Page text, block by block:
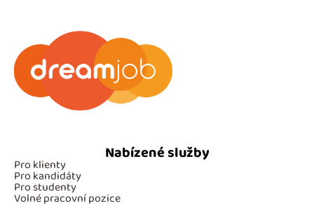
Nabízené služby
Pro klienty
Pro kandidáty
Pro studenty
Volné pracovní pozice